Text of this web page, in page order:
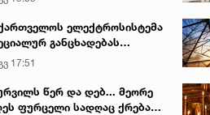
ელექტროსისტემა
განცხადებას
17:51
წერ და დებ... მეორე
ფურცელი სადღაც ქრება